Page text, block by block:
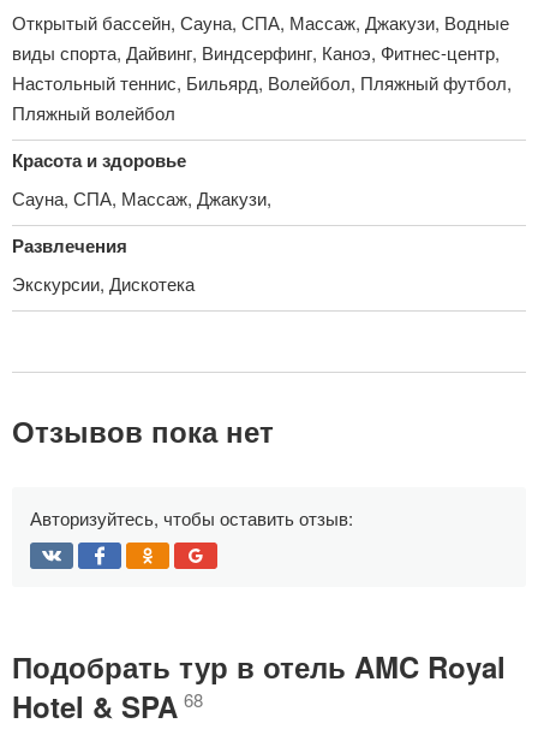
Открытый бассейн, Сауна, СПА, Массаж, Джакузи, Водные
виды спорта, Дайвинг, Виндсерфинг, Каноэ, Фитнес-центр,
Настольный теннис, Бильярд, Волейбол, Пляжный футбол,
Пляжный волейбол
Красота и здоровье
Сауна, СПА, Массаж, Джакузи,
Развлечения
Экскурсии, Дискотека
Отзывов пока нет
Авторизуйтесь, чтобы оставить отзыв:
Подобрать тур в отель AMC Royal
Hotel & SPA 68